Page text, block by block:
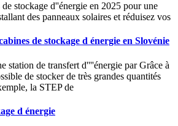
stockage d''énergie en 2025 pour une
des panneaux solaires et réduisez vos
de stockage d énergie en Slovénie
station de transfert d''''énergie par Grâce à
de stocker de très grandes quantités
la STEP de
d énergie